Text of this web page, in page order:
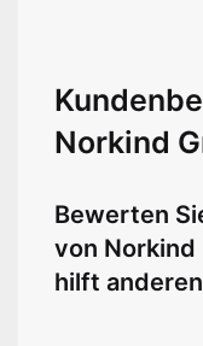
Norkind
Bewerten
von Norkind
hilft